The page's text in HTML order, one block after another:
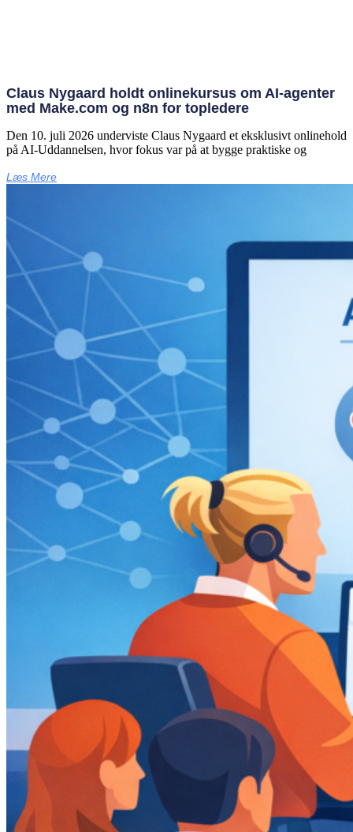
Claus Nygaard holdt onlinekursus om AI‑agenter
med Make.com og n8n for topledere
Den 10. juli 2026 underviste Claus Nygaard et eksklusivt onlinehold
på AI‑Uddannelsen, hvor fokus var på at bygge praktiske og
Læs Mere